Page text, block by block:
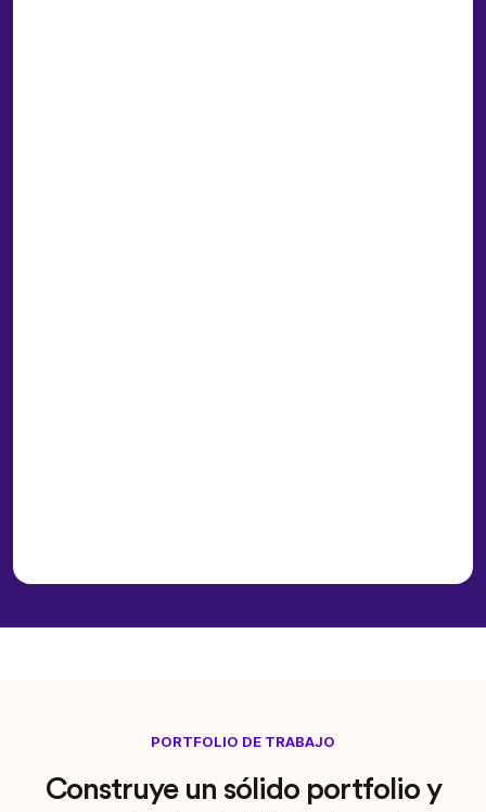
PORTFOLIO DE TRABAJO
Construye un sólido portfolio y